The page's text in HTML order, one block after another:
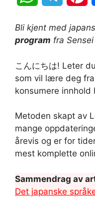
a
s
p
p
l
g
a
m
n
e
e
s
Bli kjent med
program fra
こんにちは! Leter
som vil lære deg
konsumere innhold
Metoden skapt av
mange
årevis og er for
mest komplette
Sammendrag av
Det japanske